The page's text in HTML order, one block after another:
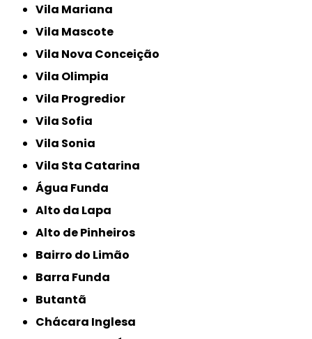
Vila Mariana
Vila Mascote
Vila Nova Conceição
Vila Olimpia
Vila Progredior
Vila Sofia
Vila Sonia
Vila Sta Catarina
Água Funda
Alto da Lapa
Alto de Pinheiros
Bairro do Limão
Barra Funda
Butantã
Chácara Inglesa